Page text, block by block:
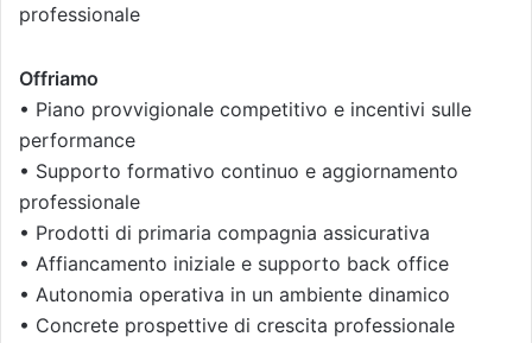
professionale
Offriamo
• Piano provvigionale competitivo e incentivi sulle
performance
• Supporto formativo continuo e aggiornamento
professionale
• Prodotti di primaria compagnia assicurativa
• Affiancamento iniziale e supporto back office
• Autonomia operativa in un ambiente dinamico
• Concrete prospettive di crescita professionale